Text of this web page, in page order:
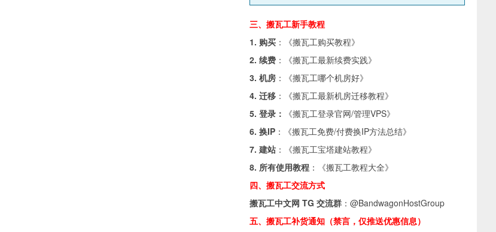
三、搬瓦工新手教程
1. 购买 ：《搬瓦工购买教程》
2. 续费 ：《搬瓦工最新续费实践》
3. 机房 ：《搬瓦工哪个机房好》
4. 迁移 ：《搬瓦工最新机房迁移教程》
5. 登录：
《搬瓦工登录官网/管理VPS》
6. 换IP ：《搬瓦工免费/付费换IP方法总结》
7. 建站 ：《搬瓦工宝塔建站教程》
8. 所有使用教程 ：《搬瓦工教程大全》
四、搬瓦工交流方式
搬瓦工中文网 TG 交流群 ： @BandwagonHostGroup
五、搬瓦工补货通知（禁言，仅推送优惠信息）